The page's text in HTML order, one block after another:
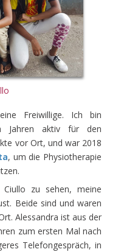
Freiwillige. Ich bin
Jahren aktiv für den
vor Ort, und war 2018
, um die Physiotherapie
zu sehen, meine
Beide sind und waren
Alessandra ist aus der
zum ersten Mal nach
Telefongespräch, in